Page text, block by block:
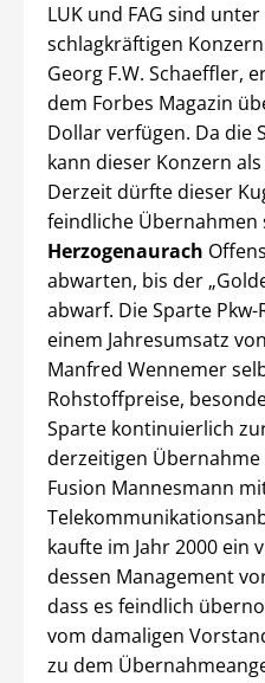
LUK und FAG sind
schlagkräftigen
Georg F.W. Schaeffler,
dem Forbes Magazin
Dollar verfügen. Da
kann dieser Konzern
Derzeit dürfte dieser
feindliche Übernahmen
Herzogenaurach
abwarten, bis der
abwarf. Die Sparte
einem Jahresumsatz
Manfred Wennemer
Rohstoffpreise,
Sparte kontinuierlich
derzeitigen
Fusion Mannesmann
kaufte im Jahr 2000
dessen Management
dass es feindlich
vom damaligen
zu dem